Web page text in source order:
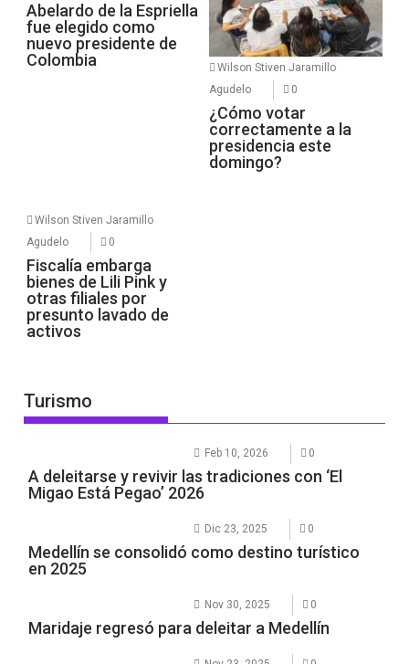
Abelardo de la Espriella
fue elegido como
nuevo presidente de
Colombia
Wilson Stiven Jaramillo
Agudelo
0
¿Cómo votar
correctamente a la
presidencia este
domingo?
Wilson Stiven Jaramillo
Agudelo
0
Fiscalía embarga
bienes de Lili Pink y
otras filiales por
presunto lavado de
activos
Turismo
Feb 10, 2026 0
A deleitarse y revivir las tradiciones con ‘El
Migao Está Pegao’ 2026
Dic 23, 2025 0
Medellín se consolidó como destino turístico
en 2025
Nov 30, 2025 0
Maridaje regresó para deleitar a Medellín